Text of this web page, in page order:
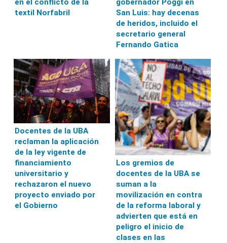
en el conflicto de la
textil Norfabril
gobernador Poggi en
San Luis: hay decenas
de heridos, incluido el
secretario general
Fernando Gatica
Docentes de la UBA
reclaman la aplicación
de la ley vigente de
financiamiento
universitario y
rechazaron el nuevo
proyecto enviado por
el Gobierno
Los gremios de
docentes de la UBA se
suman a la
movilización en contra
de la reforma laboral y
advierten que está en
peligro el inicio de
clases en las